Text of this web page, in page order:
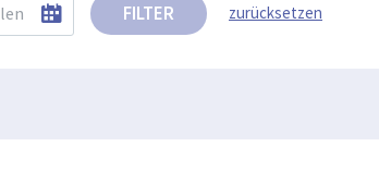
FILTER zurücksetzen